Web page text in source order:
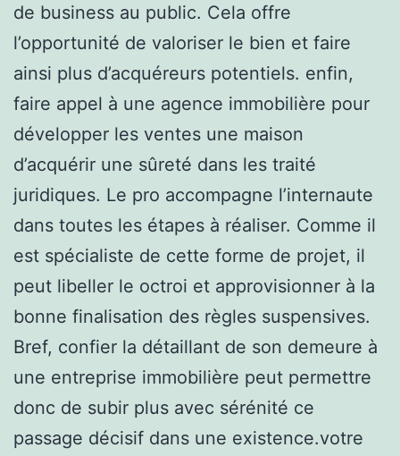
de business au public. Cela offre
l’opportunité de valoriser le bien et faire
ainsi plus d’acquéreurs potentiels. enfin,
faire appel à une agence immobilière pour
développer les ventes une maison
d’acquérir une sûreté dans les traité
juridiques. Le pro accompagne l’internaute
dans toutes les étapes à réaliser. Comme il
est spécialiste de cette forme de projet, il
peut libeller le octroi et approvisionner à la
bonne finalisation des règles suspensives.
Bref, confier la détaillant de son demeure à
une entreprise immobilière peut permettre
donc de subir plus avec sérénité ce
passage décisif dans une existence.votre